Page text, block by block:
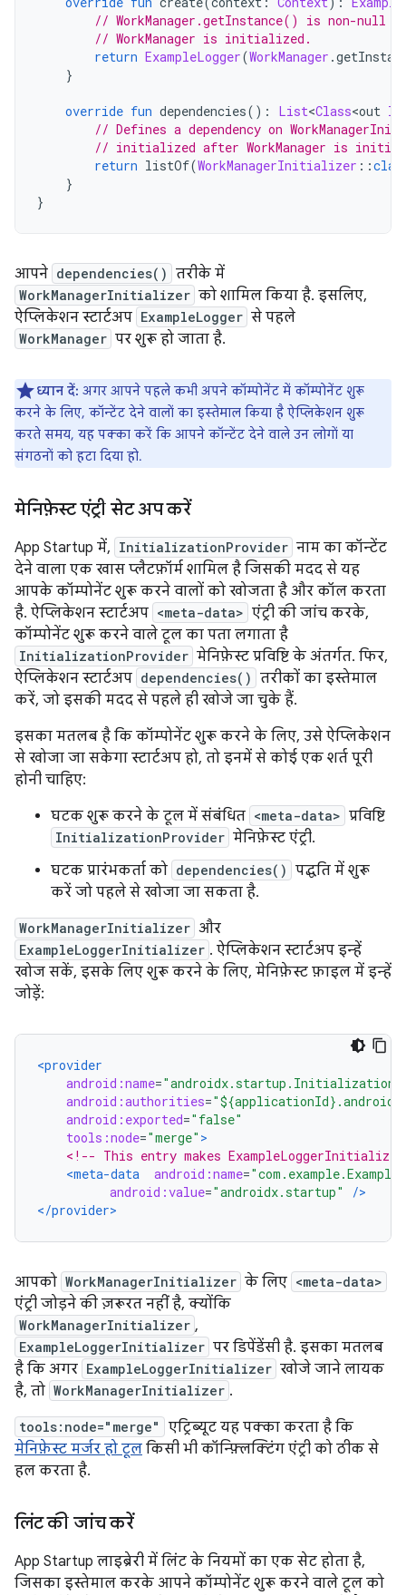
// WorkManager.getInstance() is non-null
// WorkManager is initialized.
return ExampleLogger(WorkManager .
}
override fun dependencies(): List<Class<out
// Defines a dependency on
// initialized after WorkManager is
return listOf(WorkManagerInitializer ::
}
}
आपने dependencies() तरीके में
WorkManagerInitializer को शामिल किया है. इसलिए,
ऐप्लिकेशन स्टार्टअप ExampleLogger से पहले
WorkManager पर शुरू हो जाता है.
ध्यान दें: अगर आपने पहले कभी अपने कॉम्पोनेंट में कॉम्पोनेंट शुरू
करने के लिए, कॉन्टेंट देने वालों का इस्तेमाल किया है ऐप्लिकेशन शुरू
करते समय, यह पक्का करें कि आपने कॉन्टेंट देने वाले उन लोगों या
संगठनों को हटा दिया हो.
मेनिफ़ेस्ट एंट्री सेट अप करें
App Startup में, InitializationProvider नाम का कॉन्टेंट
देने वाला एक खास प्लैटफ़ॉर्म शामिल है जिसकी मदद से यह
आपके कॉम्पोनेंट शुरू करने वालों को खोजता है और कॉल करता
है. ऐप्लिकेशन स्टार्टअप <meta-data> एंट्री की जांच करके,
कॉम्पोनेंट शुरू करने वाले टूल का पता लगाता है
InitializationProvider मेनिफ़ेस्ट प्रविष्टि के अंतर्गत. फिर,
ऐप्लिकेशन स्टार्टअप dependencies() तरीकों का इस्तेमाल
करें, जो इसकी मदद से पहले ही खोजे जा चुके हैं.
इसका मतलब है कि कॉम्पोनेंट शुरू करने के लिए, उसे ऐप्लिकेशन
से खोजा जा सकेगा स्टार्टअप हो, तो इनमें से कोई एक शर्त पूरी
होनी चाहिए:
घटक शुरू करने के टूल में संबंधित <meta-data> प्रविष्टि
InitializationProvider मेनिफ़ेस्ट एंट्री.
घटक प्रारंभकर्ता को dependencies() पद्धति में शुरू
करें जो पहले से खोजा जा सकता है.
WorkManagerInitializer और
ExampleLoggerInitializer . ऐप्लिकेशन स्टार्टअप इन्हें
खोज सकें, इसके लिए शुरू करने के लिए, मेनिफ़ेस्ट फ़ाइल में इन्हें
जोड़ें:
<provider
android:name=
android:authorities=
android:exported="false"
tools:node="merge" >
<!-- This entry makes
<meta-data
android:name=
android:value="androidx.startup"
/>
</provider>
आपको WorkManagerInitializer के लिए <meta-data>
एंट्री जोड़ने की ज़रूरत नहीं है, क्योंकि
WorkManagerInitializer ,
ExampleLoggerInitializer पर डिपेंडेंसी है. इसका मतलब
है कि अगर ExampleLoggerInitializer खोजे जाने लायक
है, तो WorkManagerInitializer .
tools:node="merge"
एट्रिब्यूट यह पक्का करता है कि
मेनिफ़ेस्ट मर्जर हो टूल किसी भी कॉन्फ़्लिक्टिंग एंट्री को ठीक से
हल करता है.
लिंट की जांच करें
App Startup लाइब्रेरी में लिंट के नियमों का एक सेट होता है,
जिसका इस्तेमाल करके आपने कॉम्पोनेंट शुरू करने वाले टूल को